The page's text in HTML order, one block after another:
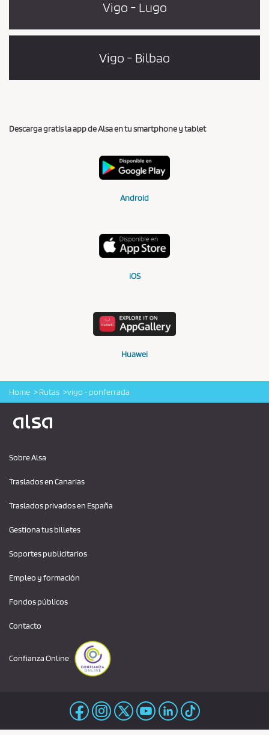
Vigo - Lugo
Vigo - Bilbao
Descarga gratis la app de Alsa en tu smartphone y tablet
Android
iOS
Huawei
Home Rutas vigo - ponferrada
Sobre Alsa
Traslados en Canarias
Traslados privados en España
Gestiona tus billetes
Soportes publicitarios
Empleo y formación
Fondos públicos
Contacto
Confianza Online
Logo Alsa